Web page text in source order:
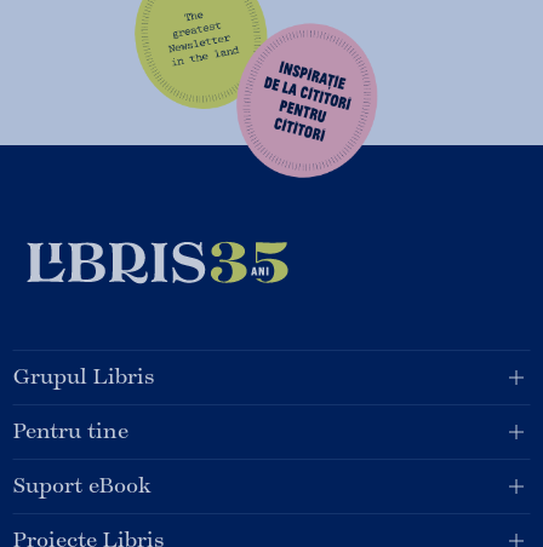
Grupul Libris
Pentru tine
Suport eBook
Proiecte Libris